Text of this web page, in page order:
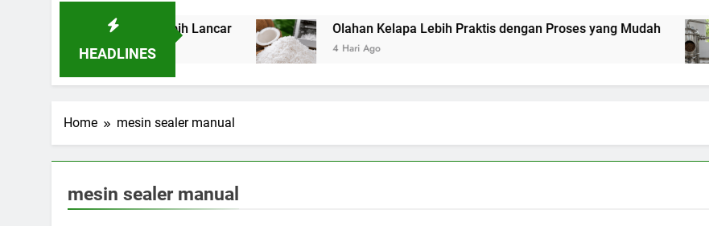
HEADLINES
Bikin Produksi Lebih Lancar Olahan Kelapa Lebih Praktis dengan Proses yang Mudah
4 Hari Ago
Home mesin sealer manual
mesin sealer manual